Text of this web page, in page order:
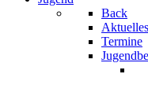
Back
Aktuelles
Termine